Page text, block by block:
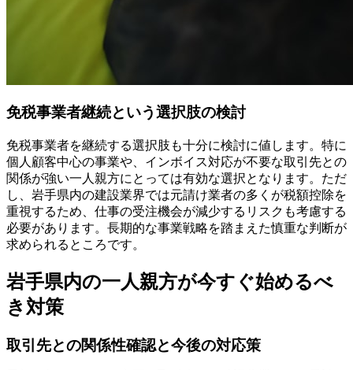
免税事業者継続という選択肢の検討
免税事業者を継続する選択肢も十分に検討に値します。特に
個人顧客中心の事業や、インボイス対応が不要な取引先との
関係が強い一人親方にとっては有効な選択となります。ただ
し、岩手県内の建設業界では元請け業者の多くが税額控除を
重視するため、仕事の受注機会が減少するリスクも考慮する
必要があります。長期的な事業戦略を踏まえた慎重な判断が
求められるところです。
岩手県内の一人親方が今すぐ始めるべ
き対策
取引先との関係性確認と今後の対応策